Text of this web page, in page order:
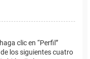
clic en “Perfil”
los siguientes cuatro